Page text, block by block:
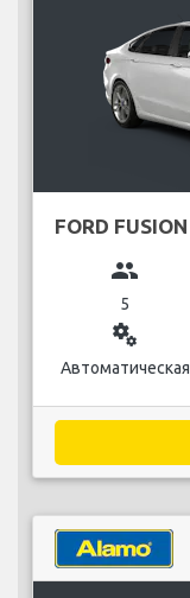
FORD FUSION
group
5
miscellaneous_services
Автоматическая